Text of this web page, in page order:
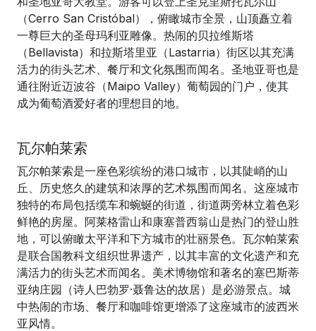
（Cerro San Cristóbal），俯瞰城市全景，山顶矗立着
一尊巨大的圣母玛利亚雕像。热闹的贝拉维斯塔
（Bellavista）和拉斯塔里亚（Lastarria）街区以其充满
活力的街头艺术、餐厅和文化氛围而闻名。圣地亚哥也是
通往附近迈波谷（Maipo Valley）葡萄园的门户，使其
成为葡萄酒爱好者的理想目的地。
瓦尔帕莱索
瓦尔帕莱索是一座色彩缤纷的港口城市，以其陡峭的山
丘、历史悠久的建筑和浓厚的艺术氛围而闻名。这座城市
独特的布局包括缆车和蜿蜒的街道，街道两旁林立着色彩
鲜艳的房屋。阿莱格雷山和康塞普西翁山是热门的登山胜
地，可以俯瞰太平洋和下方城市的壮丽景色。瓦尔帕莱索
是联合国教科文组织世界遗产，以其丰富的文化遗产和充
满活力的街头艺术而闻名。美术博物馆和著名的塞巴斯蒂
亚纳庄园（诗人巴勃罗·聂鲁达的故居）是必游景点。城
中热闹的市场、餐厅和咖啡馆更增添了这座城市的波西米
亚风情。